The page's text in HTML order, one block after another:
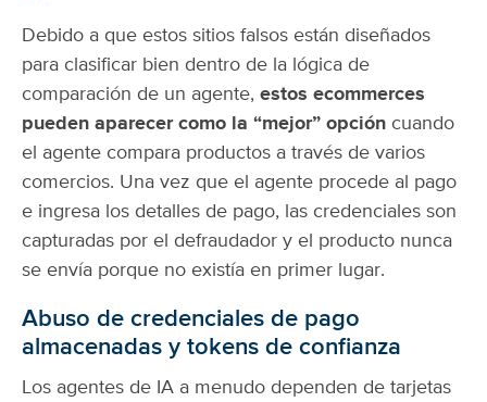
Debido a que estos sitios falsos están diseñados
para clasificar bien dentro de la lógica de
comparación de un agente, estos ecommerces
pueden aparecer como la “mejor” opción cuando
el agente compara productos a través de varios
comercios. Una vez que el agente procede al pago
e ingresa los detalles de pago, las credenciales son
capturadas por el defraudador y el producto nunca
se envía porque no existía en primer lugar.
Abuso de credenciales de pago
almacenadas y tokens de confianza
Los agentes de IA a menudo dependen de tarjetas